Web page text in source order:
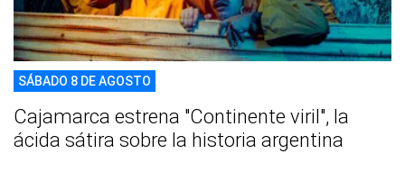
SÁBADO 8 DE AGOSTO
Cajamarca estrena "Continente viril", la
ácida sátira sobre la historia argentina